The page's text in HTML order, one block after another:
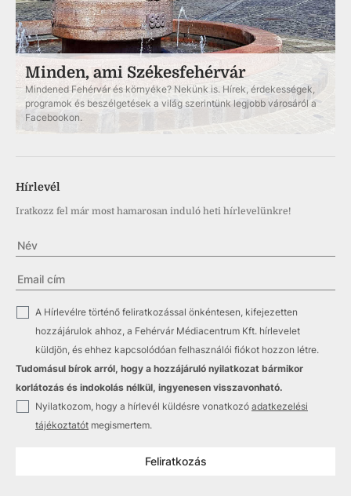
Minden, ami Székesfehérvár
Mindened Fehérvár és környéke? Nekünk is. Hírek, érdekességek,
programok és beszélgetések a világ szerintünk legjobb városáról a
Facebookon.
Hírlevél
Iratkozz fel már most hamarosan induló heti hírlevelünkre!
✓
A Hírlevélre történő feliratkozással önkéntesen, kifejezetten
hozzájárulok ahhoz, a Fehérvár Médiacentrum Kft. hírlevelet
küldjön, és ehhez kapcsolódóan felhasználói fiókot hozzon létre.
Tudomásul bírok arról, hogy a hozzájáruló nyilatkozat bármikor
korlátozás és indokolás nélkül, ingyenesen visszavonható.
✓ Nyilatkozom, hogy a hírlevél küldésre vonatkozó adatkezelési
tájékoztatót megismertem.
Feliratkozás